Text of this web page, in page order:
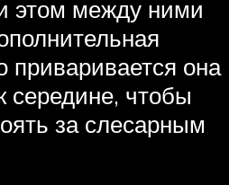
этом между ними
приваривается она
чтобы
за слесарным